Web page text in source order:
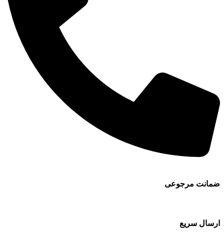
ضمانت مرجوعی
ارسال سریع